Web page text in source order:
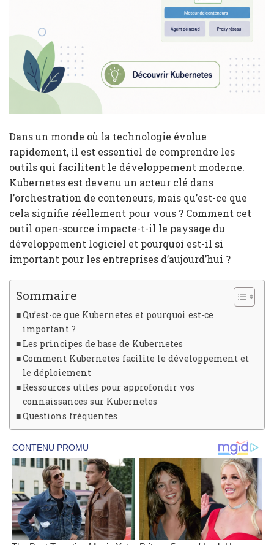
Dans un monde où la technologie évolue
rapidement, il est essentiel de comprendre les
outils qui facilitent le développement moderne.
Kubernetes est devenu un acteur clé dans
l’orchestration de conteneurs, mais qu’est-ce que
cela signifie réellement pour vous ? Comment cet
outil open-source impacte-t-il le paysage du
développement logiciel et pourquoi est-il si
important pour les entreprises d’aujourd’hui ?
Sommaire
Qu’est-ce que Kubernetes et pourquoi est-ce
important ?
Les principes de base de Kubernetes
Comment Kubernetes facilite le développement et
le déploiement
Ressources utiles pour approfondir vos
connaissances sur Kubernetes
Questions fréquentes